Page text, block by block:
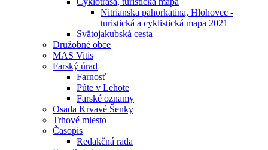
Nitrianska pahorkatina, Hlohovec -
turistická a cyklistická mapa 2021
Svätojakubská cesta
Družobné obce
MAS Vitis
Farský úrad
Farnosť
Púte v Lehote
Farské oznamy
Osada Krvavé Šenky
Trhové miesto
Časopis
Redakčná rada